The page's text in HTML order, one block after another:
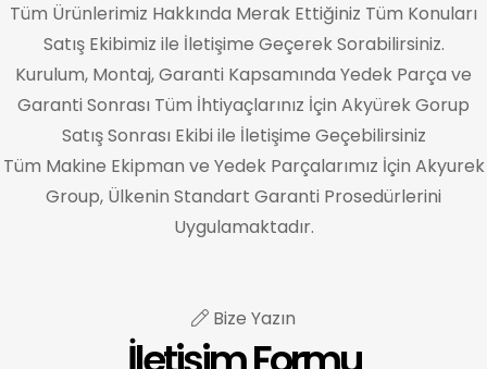
Tüm Ürünlerimiz Hakkında Merak Ettiğiniz Tüm Konuları
Satış Ekibimiz ile İletişime Geçerek Sorabilirsiniz.
Kurulum, Montaj, Garanti Kapsamında Yedek Parça ve
Garanti Sonrası Tüm İhtiyaçlarınız İçin Akyürek Gorup
Satış Sonrası Ekibi ile İletişime Geçebilirsiniz
Tüm Makine Ekipman ve Yedek Parçalarımız İçin Akyurek
Group, Ülkenin Standart Garanti Prosedürlerini
Uygulamaktadır.
Bize Yazın